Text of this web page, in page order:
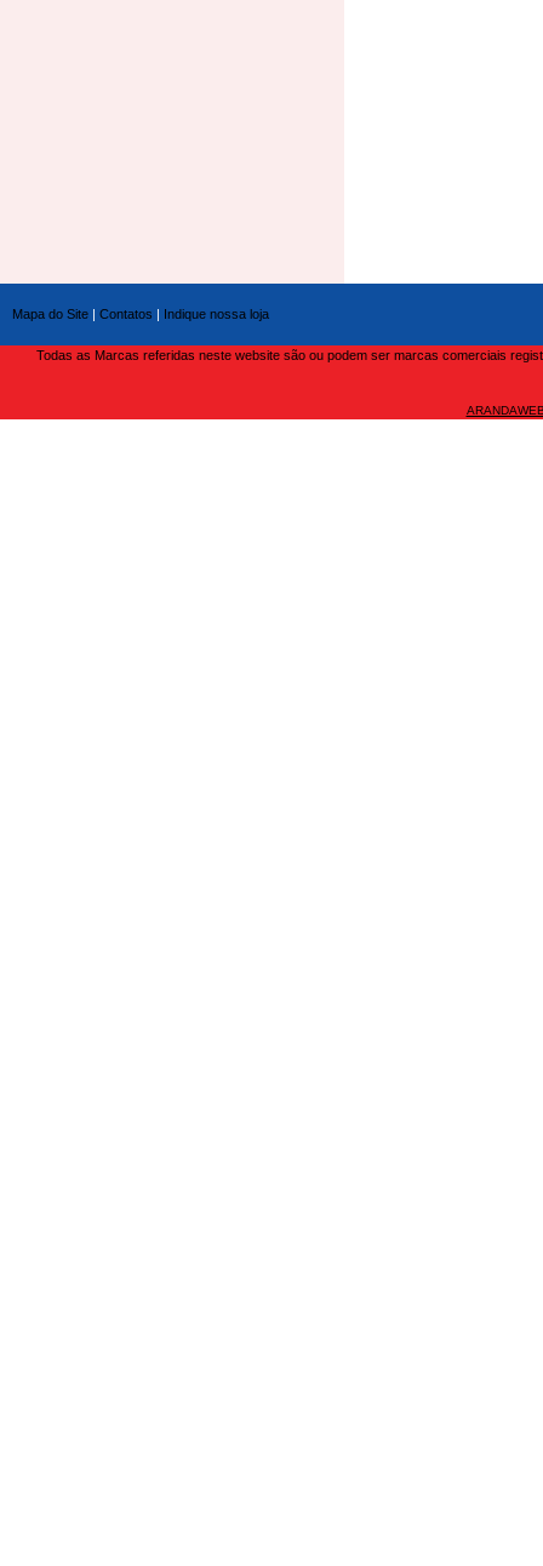
Mapa do Site | Contatos | Indique nossa loja
Todas as Marcas referidas neste website são ou podem ser marcas comerciais